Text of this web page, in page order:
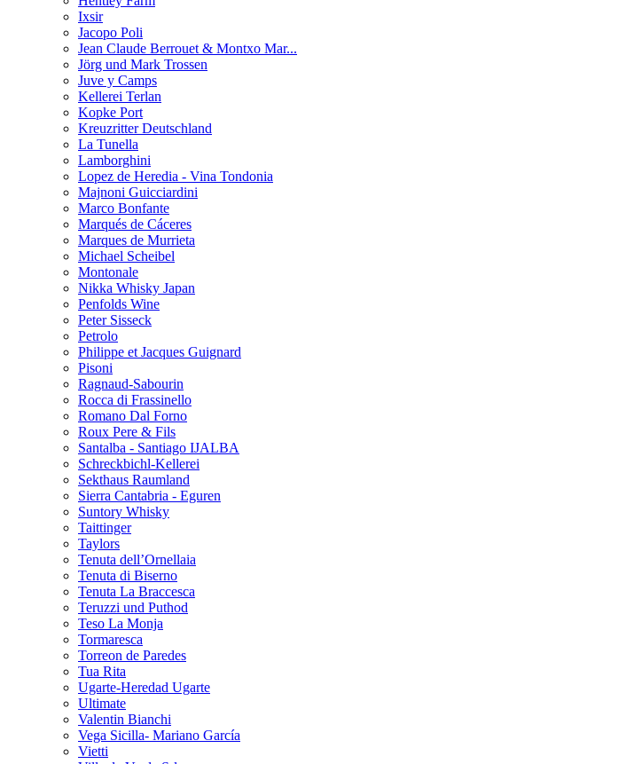
Ixsir
Jacopo Poli
Jean Claude Berrouet & Montxo Mar...
Jörg und Mark Trossen
Juve y Camps
Kellerei Terlan
Kopke Port
Kreuzritter Deutschland
La Tunella
Lamborghini
Lopez de Heredia - Vina Tondonia
Majnoni Guicciardini
Marco Bonfante
Marqués de Cáceres
Marques de Murrieta
Michael Scheibel
Montonale
Nikka Whisky Japan
Penfolds Wine
Peter Sisseck
Petrolo
Philippe et Jacques Guignard
Pisoni
Ragnaud-Sabourin
Rocca di Frassinello
Romano Dal Forno
Roux Pere & Fils
Santalba - Santiago IJALBA
Schreckbichl-Kellerei
Sekthaus Raumland
Sierra Cantabria - Eguren
Suntory Whisky
Taittinger
Taylors
Tenuta dell’Ornellaia
Tenuta di Biserno
Tenuta La Braccesca
Teruzzi und Puthod
Teso La Monja
Tormaresca
Torreon de Paredes
Tua Rita
Ugarte-Heredad Ugarte
Ultimate
Valentin Bianchi
Vega Sicilla- Mariano García
Vietti